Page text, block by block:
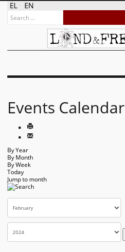
EL EN
Events Calendar
By Year
By Month
By Week
Today
Jump to month